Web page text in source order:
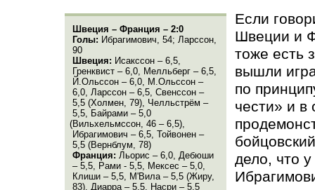
Швеция – Франция – 2:0
Голы: Ибрагимович, 54; Ларссон,
90
Швеция: Исакссон – 6,5,
Гренквист – 6,0, Мелльберг – 6,5,
Й.Ольссон – 6,0, М.Ольссон –
6,0, Ларссон – 6,5, Свенссон –
5,5 (Холмен, 79), Челльстрём –
5,5, Байрами – 5,0
(Вильхельмссон, 46 – 6,5),
Ибрагимович – 6,5, Тойвонен –
5,5 (Вернблум, 78)
Франция: Льорис – 6,0, Дебюши
– 5,5, Рами - 5,5, Мексес – 5,0,
Клиши – 5,5, М'Вила – 5,5 (Жиру,
83), Диарра – 5,5, Насри – 5,5
Если
Швеции и
тоже есть
вышли
по
чести» и в
дело, что